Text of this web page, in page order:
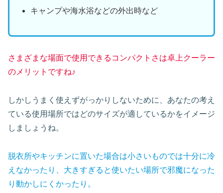
キャンプや海水浴などの外出時など
さまざまな場面で使用できるコンパクトさは卓上クーラー
のメリットですね♪
しかしうまく使えずがっかりしないために、あなたの考え
ている使用場所ではどのサイズが適しているかをイメージ
しましょうね。
脱衣所やキッチンに置いた場合は小さいものでは十分に冷
えなかったり、大きすぎると使いたい場所で邪魔になった
り動かしにくかったり。